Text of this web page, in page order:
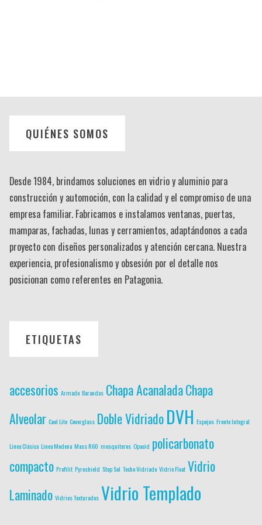
QUIÉNES SOMOS
Desde 1984, brindamos soluciones en vidrio y aluminio para
construcción y automoción, con la calidad y el compromiso de una
empresa familiar. Fabricamos e instalamos ventanas, puertas,
mamparas, fachadas, lunas y cerramientos, adaptándonos a cada
proyecto con diseños personalizados y atención cercana. Nuestra
experiencia, profesionalismo y obsesión por el detalle nos
posicionan como referentes en Patagonia.
ETIQUETAS
accesorios Armado Barandas Chapa AcanaladaChapa
Alveolar Cool Lite Coverglass Doble VidriadoDVH Espejos Frente Integral
Linea Clásica Linea Modena Mass R60 mosquiteros Opacid policarbonato
compacto Profilit Pyroshield Stop Sol Techo Vidriado Vidrio Float Vidrio
Laminado Vidrios Texturados Vidrio Templado